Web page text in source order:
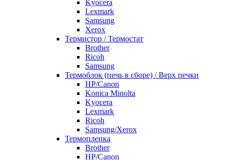
Kyocera
Lexmark
Samsung
Xerox
Термистор / Термостат
Brother
Ricoh
Samsung
Термоблок (печь в сборе) / Верх печки
HP/Canon
Konica Minolta
Kyocera
Lexmark
Ricoh
Samsung/Xerox
Термопленка
Brother
HP/Canon